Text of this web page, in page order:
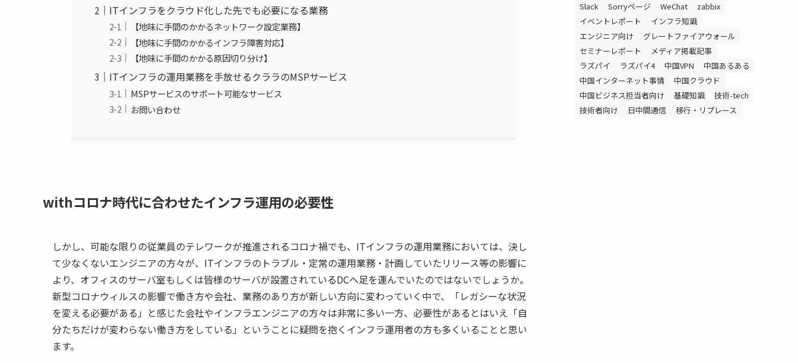
ITインフラをクラウド化した先でも必要になる業務
【地味に手間のかかるネットワーク設定業務】
【地味に手間のかかるインフラ障害対応】
【地味に手間のかかる原因切り分け】
ITインフラの運用業務を手放せるクララのMSPサービス
MSPサービスのサポート可能なサービス
お問い合わせ
withコロナ時代に合わせたインフラ運用の必要性
しかし、可能な限りの従業員のテレワークが推進されるコロナ禍でも、ITインフラの運用業務においては、決し
て少なくないエンジニアの方々が、ITインフラのトラブル・定常の運用業務・計画していたリリース等の影響に
より、オフィスのサーバ室もしくは皆様のサーバが設置されているDCへ足を運んでいたのではないでしょうか。
新型コロナウィルスの影響で働き方や会社、業務のあり方が新しい方向に変わっていく中で、「レガシーな状況
を変える必要がある」と感じた会社やインフラエンジニアの方々は非常に多い一方、必要性があるとはいえ「自
分たちだけが変わらない働き方をしている」ということに疑問を抱くインフラ運用者の方も多くいることと思い
ます。
Slack
Sorryページ WeChat
zabbix
イベントレポート
インフラ知識
エンジニア向け
グレートファイアウォール
セミナーレポート
メディア掲載記事
ラズパイ
ラズパイ4 中国VPN
中国あるある
中国インターネット事情
中国クラウド
中国ビジネス担当者向け
基礎知識
技術-tech
技術者向け
日中間通信 移行・リプレース